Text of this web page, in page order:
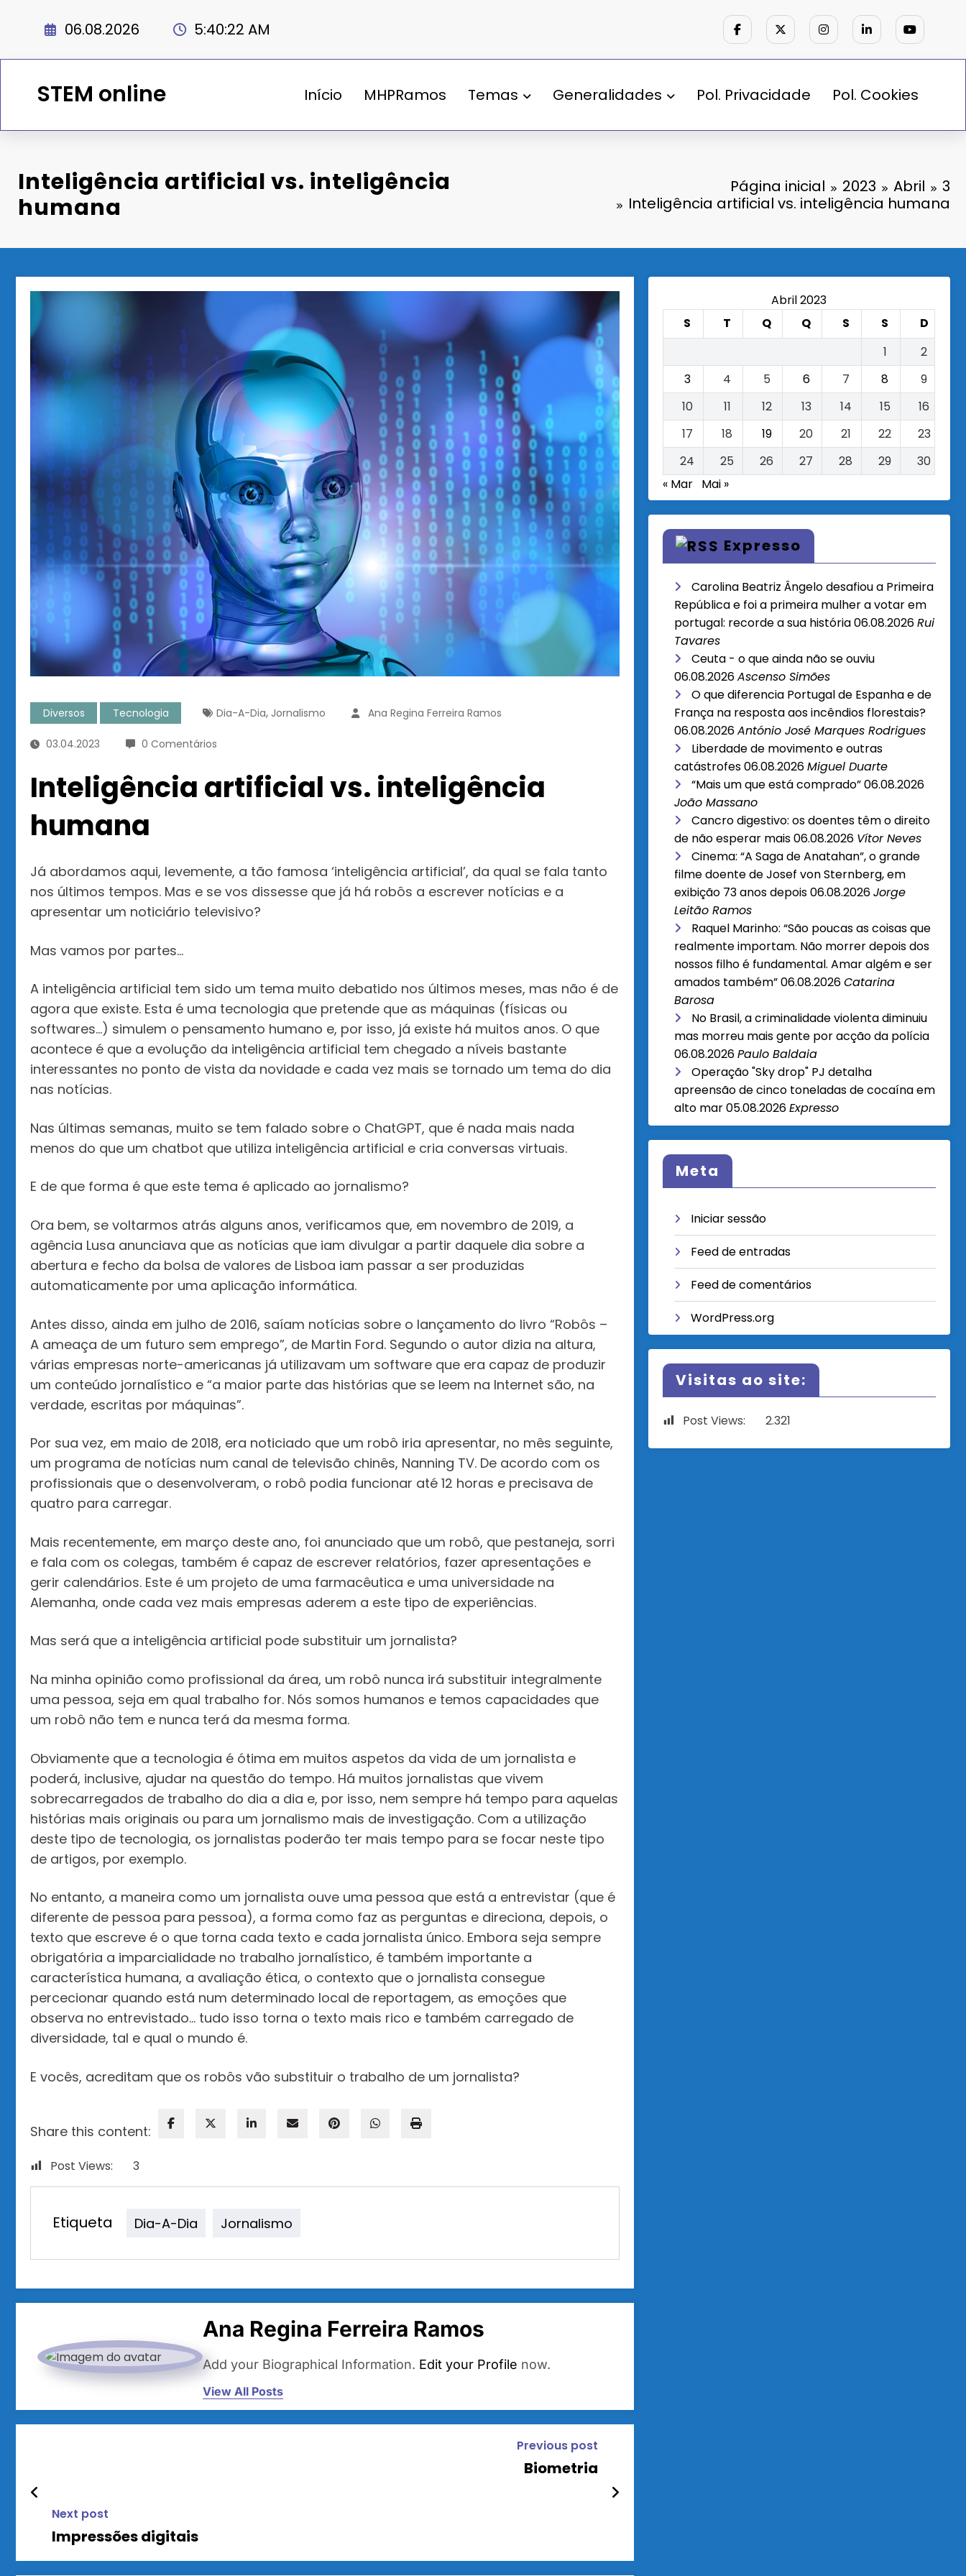
conteúdo
06.08.2026 5:40:23 AM
STEM online Início MHPRamos Temas Generalidades Pol. Privacidade Pol. Cookies
Inteligência artificial vs. inteligência
humana
Página inicial 2023 Abril
3
Inteligência artificial vs. inteligência humana
Diversos Tecnologia Dia-A-Dia, Jornalismo Ana Regina Ferreira Ramos
03.04.2023 0 Comentários
Inteligência artificial vs. inteligência
humana
Já abordamos aqui, levemente, a tão famosa ‘inteligência artificial’, da qual se fala tanto
nos últimos tempos. Mas e se vos dissesse que já há robôs a escrever notícias e a
apresentar um noticiário televisivo?
Mas vamos por partes…
A inteligência artificial tem sido um tema muito debatido nos últimos meses, mas não é de
agora que existe. Esta é uma tecnologia que pretende que as máquinas (físicas ou
softwares…) simulem o pensamento humano e, por isso, já existe há muitos anos. O que
acontece é que a evolução da inteligência artificial tem chegado a níveis bastante
interessantes no ponto de vista da novidade e cada vez mais se tornado um tema do dia
nas notícias.
Nas últimas semanas, muito se tem falado sobre o ChatGPT, que é nada mais nada
menos do que um chatbot que utiliza inteligência artificial e cria conversas virtuais.
E de que forma é que este tema é aplicado ao jornalismo?
Ora bem, se voltarmos atrás alguns anos, verificamos que, em novembro de 2019, a
agência Lusa anunciava que as notícias que iam divulgar a partir daquele dia sobre a
abertura e fecho da bolsa de valores de Lisboa iam passar a ser produzidas
automaticamente por uma aplicação informática.
Antes disso, ainda em julho de 2016, saíam notícias sobre o lançamento do livro “Robôs –
A ameaça de um futuro sem emprego”, de Martin Ford. Segundo o autor dizia na altura,
várias empresas norte-americanas já utilizavam um software que era capaz de produzir
um conteúdo jornalístico e “a maior parte das histórias que se leem na Internet são, na
verdade, escritas por máquinas”.
Por sua vez, em maio de 2018, era noticiado que um robô iria apresentar, no mês seguinte,
um programa de notícias num canal de televisão chinês, Nanning TV. De acordo com os
profissionais que o desenvolveram, o robô podia funcionar até 12 horas e precisava de
quatro para carregar.
Mais recentemente, em março deste ano, foi anunciado que um robô, que pestaneja, sorri
e fala com os colegas, também é capaz de escrever relatórios, fazer apresentações e
gerir calendários. Este é um projeto de uma farmacêutica e uma universidade na
Alemanha, onde cada vez mais empresas aderem a este tipo de experiências.
Mas será que a inteligência artificial pode substituir um jornalista?
Na minha opinião como profissional da área, um robô nunca irá substituir integralmente
uma pessoa, seja em qual trabalho for. Nós somos humanos e temos capacidades que
um robô não tem e nunca terá da mesma forma.
Obviamente que a tecnologia é ótima em muitos aspetos da vida de um jornalista e
poderá, inclusive, ajudar na questão do tempo. Há muitos jornalistas que vivem
sobrecarregados de trabalho do dia a dia e, por isso, nem sempre há tempo para aquelas
histórias mais originais ou para um jornalismo mais de investigação. Com a utilização
deste tipo de tecnologia, os jornalistas poderão ter mais tempo para se focar neste tipo
de artigos, por exemplo.
No entanto, a maneira como um jornalista ouve uma pessoa que está a entrevistar (que é
diferente de pessoa para pessoa), a forma como faz as perguntas e direciona, depois, o
texto que escreve é o que torna cada texto e cada jornalista único. Embora seja sempre
obrigatória a imparcialidade no trabalho jornalístico, é também importante a
característica humana, a avaliação ética, o contexto que o jornalista consegue
percecionar quando está num determinado local de reportagem, as emoções que
observa no entrevistado… tudo isso torna o texto mais rico e também carregado de
diversidade, tal e qual o mundo é.
E vocês, acreditam que os robôs vão substituir o trabalho de um jornalista?
Share this content:
Post Views: 3
Etiqueta Dia-A-Dia Jornalismo
Ana Regina Ferreira Ramos
Add your Biographical Information. Edit your Profile now.
View All Posts
Previous post
Biometria
Next post
Impressões digitais
Abril 2023
S
T Q Q S S
D
1
2
3
4 5 6 7 8
9
10
11 12 13 14 15
16
17
18 19 20 21 22
23
24
25 26 27 28 29
30
« Mar Mai »
Expresso
Carolina Beatriz Ângelo desafiou a Primeira
República e foi a primeira mulher a votar em
portugal: recorde a sua história06.08.2026Rui
Tavares
Ceuta - o que ainda não se ouviu
06.08.2026Ascenso Simões
O que diferencia Portugal de Espanha e de
França na resposta aos incêndios florestais?
06.08.2026António José Marques Rodrigues
Liberdade de movimento e outras
catástrofes06.08.2026Miguel Duarte
“Mais um que está comprado”06.08.2026
João Massano
Cancro digestivo: os doentes têm o direito
de não esperar mais06.08.2026 Vítor Neves
Cinema: “A Saga de Anatahan”, o grande
filme doente de Josef von Sternberg, em
exibição 73 anos depois06.08.2026Jorge
Leitão Ramos
Raquel Marinho: “São poucas as coisas que
realmente importam. Não morrer depois dos
nossos filho é fundamental. Amar algém e ser
amados também”06.08.2026Catarina
Barosa
No Brasil, a criminalidade violenta diminuiu
mas morreu mais gente por acção da polícia
06.08.2026Paulo Baldaia
Operação "Sky drop" PJ detalha
apreensão de cinco toneladas de cocaína em
alto mar05.08.2026Expresso
Meta
Iniciar sessão
Feed de entradas
Feed de comentários
WordPress.org
Visitas ao site:
Post Views: 2.321